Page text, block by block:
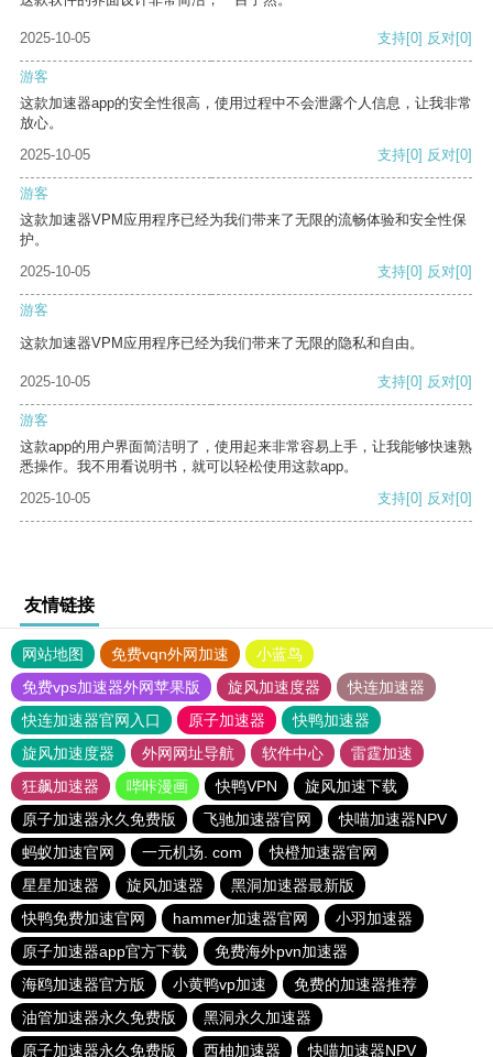
2025-10-05 支持[0] 反对[0]
游客
这款加速器app的安全性很高，使用过程中不会泄露个人信息，让我非常
放心。
2025-10-05
支持[0] 反对[0]
游客
这款加速器VPM应用程序已经为我们带来了无限的流畅体验和安全性保
护。
2025-10-05
支持[0] 反对[0]
游客
这款加速器VPM应用程序已经为我们带来了无限的隐私和自由。
2025-10-05 支持[0] 反对[0]
游客
这款app的用户界面简洁明了，使用起来非常容易上手，让我能够快速熟
悉操作。我不用看说明书，就可以轻松使用这款app。
2025-10-05
支持[0] 反对[0]
友情链接
网站地图 免费vqn外网加速
小蓝鸟
免费vps加速器外网苹果版
旋风加速度器
快连加速器
快连加速器官网入口
原子加速器
快鸭加速器
旋风加速度器
外网网址导航 软件中心
雷霆加速
狂飙加速器
哔咔漫画 快鸭VPN
旋风加速下载
原子加速器永久免费版
飞驰加速器官网
快喵加速器NPV
蚂蚁加速官网
一元机场. com
快橙加速器官网
星星加速器
旋风加速器
黑洞加速器最新版
快鸭免费加速官网
hammer加速器官网
小羽加速器
原子加速器app官方下载
免费海外pvn加速器
海鸥加速器官方版
小黄鸭vp加速
免费的加速器推荐
油管加速器永久免费版
黑洞永久加速器
原子加速器永久免费版
西柚加速器 快喵加速器NPV